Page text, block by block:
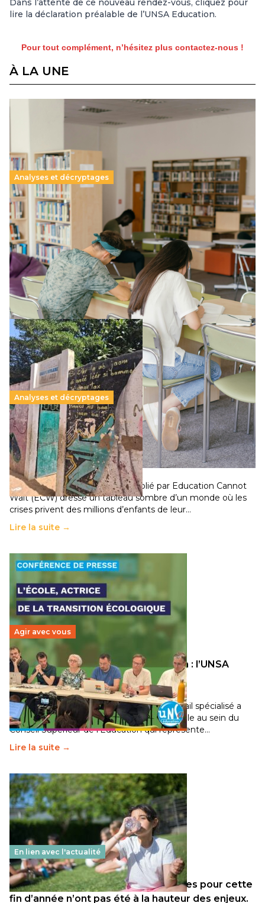
Dans l’attente de ce nouveau rendez-vous, cliquez pour
lire la déclaration préalable de l’UNSA Education.
Pour tout complément, n’hésitez plus contactez-nous !
À LA UNE
Analyses et décryptages
Supérieur privé : une dérive qui met à mal la
promesse républicaine
11 juillet 2026-
Le projet de loi sur la régulation de l’enseignement
supérieur privé met en lumière l’amplification d’un système
qui relègue l’acte pédagogique au superfétatoire, voire à…
Lire la suite →
Analyses et décryptages
258 millions d’enfants victimes de la guerre, des
chocs climatiques et des déplacements de
population
11 juillet 2026- National
Un nouveau rapport mondial publié par Education Cannot
Wait (ECW) dresse un tableau sombre d’un monde où les
crises privent des millions d’enfants de leur…
Lire la suite →
Agir avec vous
Transition écologique de l’éducation : l’UNSA
Éducation fait bouger les lignes
30 juin 2026-National
Pendant plusieurs mois, un groupe de travail spécialisé a
travaillé sur la transition écologique de l’Ecole au sein du
Conseil Supérieur de l’Éducation qui représente…
Lire la suite →
En lien avec l'actualité
Les décisions ministérielles attendues pour cette
fin d’année n’ont pas été à la hauteur des enjeux.